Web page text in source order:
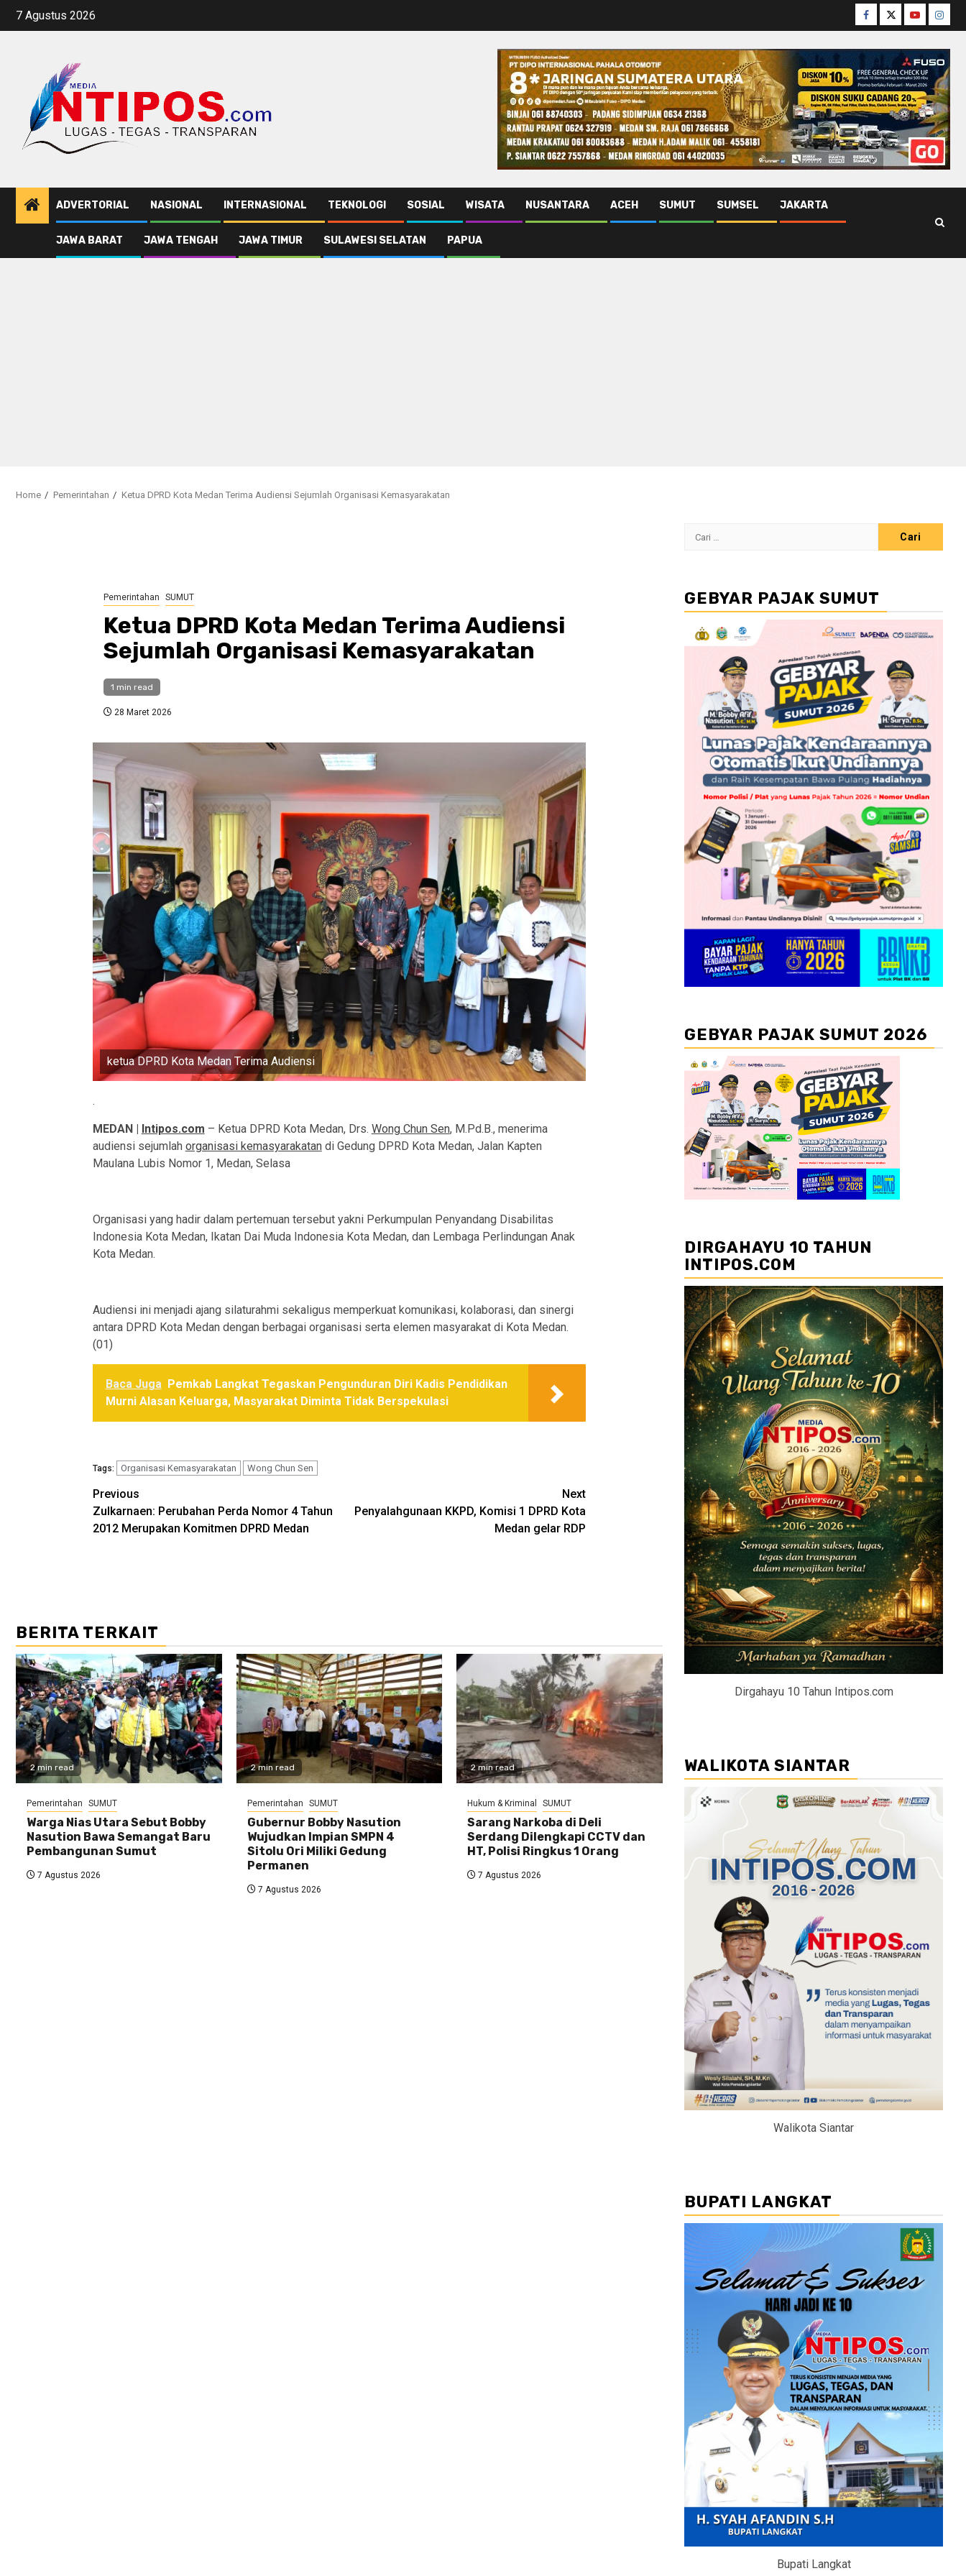
Skip
7 Agustus 2026 Facebook
TwitterYoutube
ADVERTORIAL NASIONAL INTERNASIONAL TEKNOLOGI SOSIAL WISATA NUSANTARA ACEH SUMUT SUMSEL JAKARTA
JAWA BARAT JAWA TENGAH JAWA TIMUR SULAWESI SELATAN PAPUA
Home Pemerintahan Ketua DPRD Kota Medan Terima Audiensi Sejumlah Organisasi Kemasyarakatan
Pemerintahan SUMUT
Ketua DPRD Kota Medan Terima Audiensi
Sejumlah Organisasi Kemasyarakatan
1 min read
28 Maret 2026
ketua DPRD Kota Medan Terima Audiensi
.
MEDAN | Intipos.com – Ketua DPRD Kota Medan, Drs. Wong Chun Sen, M.Pd.B., menerima
audiensi sejumlah organisasi kemasyarakatandi Gedung DPRD Kota Medan, Jalan Kapten
Maulana Lubis Nomor 1, Medan, Selasa
Organisasi yang hadir dalam pertemuan tersebut yakni Perkumpulan Penyandang Disabilitas
Indonesia Kota Medan, Ikatan Dai Muda Indonesia Kota Medan, dan Lembaga Perlindungan Anak
Kota Medan.
Audiensi ini menjadi ajang silaturahmi sekaligus memperkuat komunikasi, kolaborasi, dan sinergi
antara DPRD Kota Medan dengan berbagai organisasi serta elemen masyarakat di Kota Medan.
(01)
Baca Juga Pemkab Langkat Tegaskan Pengunduran Diri Kadis Pendidikan
Murni Alasan Keluarga, Masyarakat Diminta Tidak Berspekulasi
Tags: Organisasi Kemasyarakatan Wong Chun Sen
Post
navigation
Previous
Zulkarnaen: Perubahan Perda Nomor 4 Tahun
2012 Merupakan Komitmen DPRD Medan
Next
Penyalahgunaan KKPD, Komisi 1 DPRD Kota
Medan gelar RDP
BERITA TERKAIT
2 min read
Pemerintahan SUMUT
Warga Nias Utara Sebut Bobby
Nasution Bawa Semangat Baru
Pembangunan Sumut
7 Agustus 2026
2 min read
Pemerintahan SUMUT
Gubernur Bobby Nasution
Wujudkan Impian SMPN 4
Sitolu Ori Miliki Gedung
Permanen
7 Agustus 2026
2 min read
Hukum & Kriminal SUMUT
Sarang Narkoba di Deli
Serdang Dilengkapi CCTV dan
HT, Polisi Ringkus 1 Orang
7 Agustus 2026
Cari
GEBYAR PAJAK SUMUT
GEBYAR PAJAK SUMUT 2026
DIRGAHAYU 10 TAHUN
INTIPOS.COM
Dirgahayu 10 Tahun Intipos.com
WALIKOTA SIANTAR
Walikota Siantar
BUPATI LANGKAT
Bupati Langkat